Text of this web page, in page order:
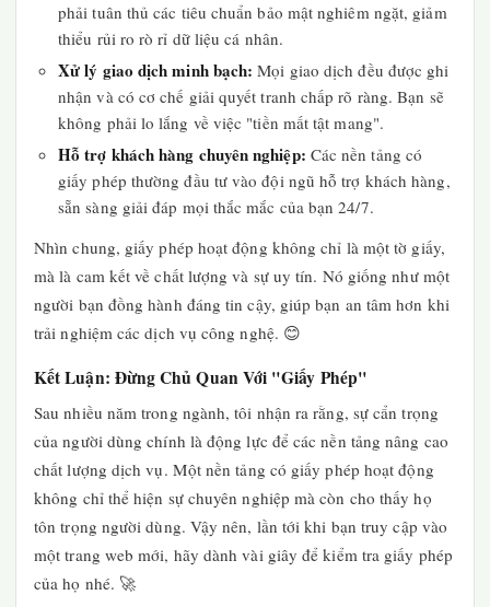
phải tuân thủ các tiêu chuẩn bảo mật nghiêm ngặt, giảm
thiểu rủi ro rò rỉ dữ liệu cá nhân.
Xử lý giao dịch minh bạch: Mọi giao dịch đều được ghi
nhận và có cơ chế giải quyết tranh chấp rõ ràng. Bạn sẽ
không phải lo lắng về việc "tiền mất tật mang".
Hỗ trợ khách hàng chuyên nghiệp: Các nền tảng có
giấy phép thường đầu tư vào đội ngũ hỗ trợ khách hàng,
sẵn sàng giải đáp mọi thắc mắc của bạn 24/7.
Nhìn chung, giấy phép hoạt động không chỉ là một tờ giấy,
mà là cam kết về chất lượng và sự uy tín. Nó giống như một
người bạn đồng hành đáng tin cậy, giúp bạn an tâm hơn khi
trải nghiệm các dịch vụ công nghệ. 😊
Kết Luận: Đừng Chủ Quan Với "Giấy Phép"
Sau nhiều năm trong ngành, tôi nhận ra rằng, sự cẩn trọng
của người dùng chính là động lực để các nền tảng nâng cao
chất lượng dịch vụ. Một nền tảng có giấy phép hoạt động
không chỉ thể hiện sự chuyên nghiệp mà còn cho thấy họ
tôn trọng người dùng. Vậy nên, lần tới khi bạn truy cập vào
một trang web mới, hãy dành vài giây để kiểm tra giấy phép
của họ nhé. 🚀